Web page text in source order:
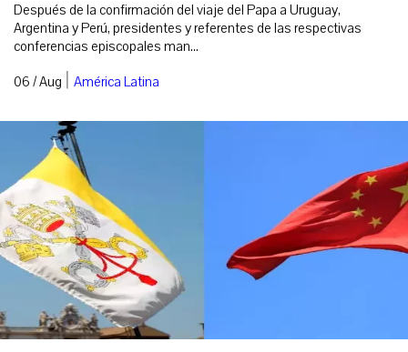
Después de la confirmación del viaje del Papa a Uruguay,
Argentina y Perú, presidentes y referentes de las respectivas
conferencias episcopales man...
06 / Aug | América Latina